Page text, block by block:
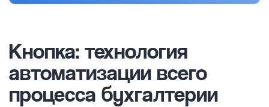
Кнопка: технология
автоматизации всего
процесса бухгалтерии